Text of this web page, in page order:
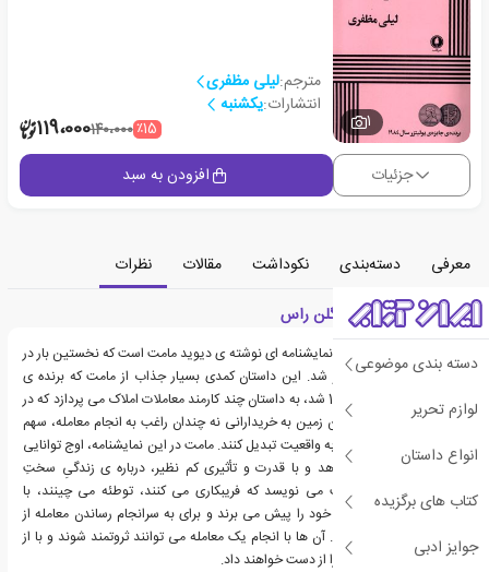
دسته بندی موضوعی
لوازم تحریر
انواع داستان
کتاب های برگزیده
جوایز ادبی
1
مترجم:لیلی مظفری
انتشارات:یکشنبه
٪15140،000119،000
جزئیات افزودن به سبد
معرفی دسته‌بندی نکوداشت مقالات
نظرات
معرفی کتاب گلن گری گلن راس
کتاب گلن گری گلن راس، نمایشنامه ای نوشته ی دیوید مامت است که نخستین بار در
سال 1983 وارد بازار نشر شد. این داستان کمدی بسیار جذاب از مامت که برنده ی
جایزه ی پولیتزر سال 1984 شد، به داستان چند کارمند معاملات املاک می پردازد که در
تلاش هستند تا با فروختن زمین به خریدارانی نه چندان راغب به انجام معامله، سهم
خود از رویای آمریکایی را به واقعیت تبدیل کنند. مامت در این نمایشنامه، اوج توانایی
های خود را نشان می دهد و با قدرت و تأثیری کم نظیر، درباره ی زندگیِ سختِ
شخصیت هایی سرسخت می نویسد که فریبکاری می کنند، توطئه می چینند، با
چاپلوسی و زبان بازی کار خود را پیش می برند و برای به سرانجام رساندن معامله از
هیچ کاری دریغ نمی کنند. آن ها با انجام یک معامله می توانند ثروتمند شوند و با از
دست دادن آن، همه چیز را از دست خواهند داد.